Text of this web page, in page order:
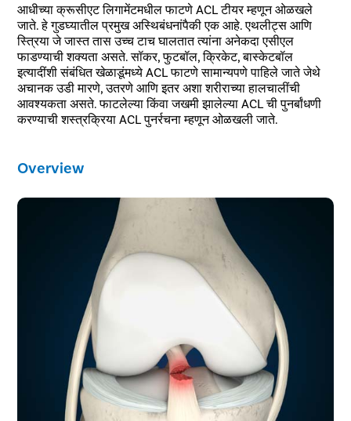
आधीच्या क्रूसीएट लिगामेंटमधील फाटणे ACL टीयर म्हणून ओळखले
जाते. हे गुडघ्यातील प्रमुख अस्थिबंधनांपैकी एक आहे. एथलीट्स आणि
स्त्रिया जे जास्त तास उच्च टाच घालतात त्यांना अनेकदा एसीएल
फाडण्याची शक्यता असते. सॉकर, फुटबॉल, क्रिकेट, बास्केटबॉल
इत्यादींशी संबंधित खेळाडूंमध्ये ACL फाटणे सामान्यपणे पाहिले जाते जेथे
अचानक उडी मारणे, उतरणे आणि इतर अशा शरीराच्या हालचालींची
आवश्यकता असते. फाटलेल्या किंवा जखमी झालेल्या ACL ची पुनर्बांधणी
करण्याची शस्त्रक्रिया ACL पुनर्रचना म्हणून ओळखली जाते.
Overview